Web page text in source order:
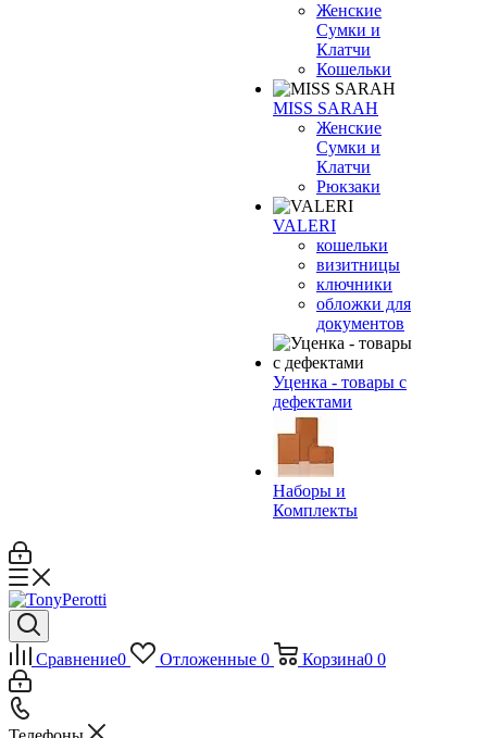
Женские
Сумки и
Клатчи
Кошельки
MISS SARAH
Женские
Сумки и
Клатчи
Рюкзаки
VALERI
кошельки
визитницы
ключники
обложки для
документов
Уценка - товары с
дефектами
Наборы и
Комплекты
Сравнение0 Отложенные 0 Корзина0 0